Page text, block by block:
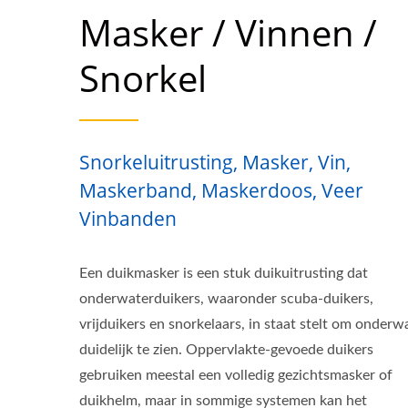
Masker / Vinnen /
Snorkel
Snorkeluitrusting, Masker, Vin,
Maskerband, Maskerdoos, Veer
Vinbanden
Een duikmasker is een stuk duikuitrusting dat
onderwaterduikers, waaronder scuba-duikers,
vrijduikers en snorkelaars, in staat stelt om
duidelijk te zien. Oppervlakte-gevoede duikers
gebruiken meestal een volledig gezichtsmasker of
duikhelm, maar in sommige systemen kan het